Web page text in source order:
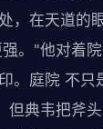
，在天道的
。"他对着
。庭院 不只
典韦把斧